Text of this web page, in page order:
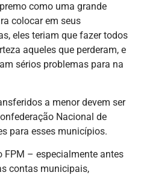
como uma grande
colocar em seus
eles teriam que fazer todos
aqueles que perderam, e
sérios problemas para na
a menor devem ser
Nacional de
para esses municípios.
FPM – especialmente antes
contas municipais,